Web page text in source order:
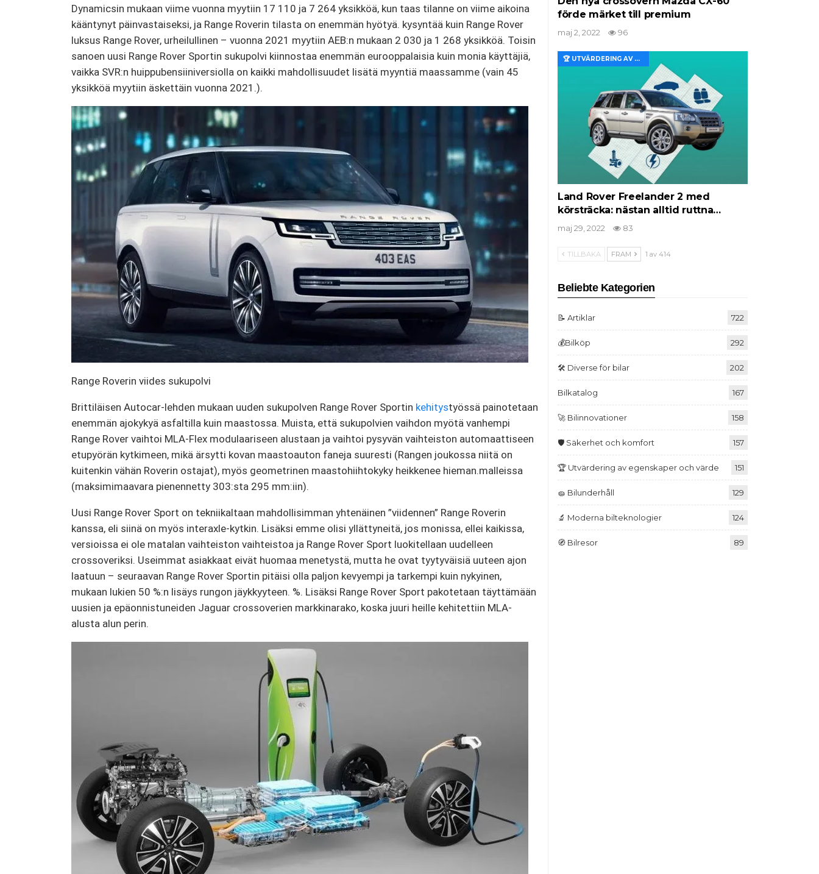
Dynamicsin mukaan viime vuonna myytiin 17 110 ja 7 264 yksikköä, kun taas tilanne on viime aikoina
kääntynyt päinvastaiseksi, ja Range Roverin tilasta on enemmän hyötyä. kysyntää kuin Range Rover
luksus Range Rover, urheilullinen – vuonna 2021 myytiin AEB:n mukaan 2 030 ja 1 268 yksikköä. Toisin
sanoen uusi Range Rover Sportin sukupolvi kiinnostaa enemmän eurooppalaisia ​​kuin monia käyttäjiä,
vaikka SVR:n huippubensiiniversiolla on kaikki mahdollisuudet lisätä myyntiä maassamme (vain 45
yksikköä myytiin äskettäin vuonna 2021.).
Range Roverin viides sukupolvi
Brittiläisen Autocar-lehden mukaan uuden sukupolven Range Rover Sportin kehitystyössä painotetaan
enemmän ajokykyä asfaltilla kuin maastossa. Muista, että sukupolvien vaihdon myötä vanhempi
Range Rover vaihtoi MLA-Flex modulaariseen alustaan ​​ja vaihtoi pysyvän vaihteiston automaattiseen
etupyörän kytkimeen, mikä ärsytti kovan maastoauton faneja suuresti (Rangen joukossa niitä on
kuitenkin vähän Roverin ostajat), myös geometrinen maastohiihtokyky heikkenee hieman.malleissa
(maksimimaavara pienennetty 303:sta 295 mm:iin).
Uusi Range Rover Sport on tekniikaltaan mahdollisimman yhtenäinen ”viidennen” Range Roverin
kanssa, eli siinä on myös interaxle-kytkin. Lisäksi emme olisi yllättyneitä, jos monissa, ellei kaikissa,
versioissa ei ole matalan vaihteiston vaihteistoa ja Range Rover Sport luokitellaan uudelleen
crossoveriksi. Useimmat asiakkaat eivät huomaa menetystä, mutta he ovat tyytyväisiä uuteen ajon
laatuun – seuraavan Range Rover Sportin pitäisi olla paljon kevyempi ja tarkempi kuin nykyinen,
mukaan lukien 50 %:n lisäys rungon jäykkyyteen. %. Lisäksi Range Rover Sport pakotetaan täyttämään
uusien ja epäonnistuneiden Jaguar crossoverien markkinarako, koska juuri heille kehitettiin MLA-
alusta alun perin.
förde märket till premium
maj 2, 2022 96
🏆 UTVÄRDERING AV EGENSKAPER OCH VÄRDE
Land Rover Freelander 2 med
körsträcka: nästan alltid ruttna…
maj 29, 2022 83
TILLBAKA FRAM 1 av 414
Beliebte Kategorien
📝 Artiklar 722
💰Bilköp 292
🛠️ Diverse för bilar 202
Bilkatalog 167
🚀 Bilinnovationer 158
🛡️ Säkerhet och komfort 157
🏆 Utvärdering av egenskaper och värde 151
🧽 Bilunderhåll 129
🔬 Moderna bilteknologier 124
🧭 Bilresor 89